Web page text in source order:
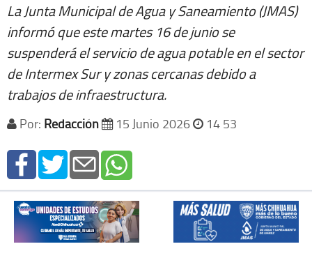
La Junta Municipal de Agua y Saneamiento (JMAS)
informó que este martes 16 de junio se
suspenderá el servicio de agua potable en el sector
de Intermex Sur y zonas cercanas debido a
trabajos de infraestructura.
Por: Redacción 15 Junio 2026 14 53